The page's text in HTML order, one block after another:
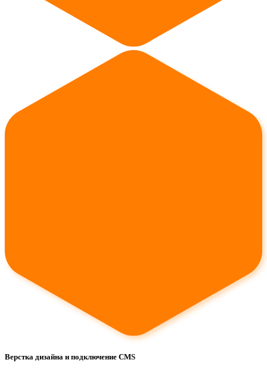
Верстка дизайна и подключение CMS